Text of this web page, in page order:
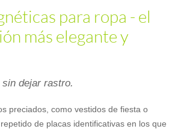
para ropa - el
más elegante y
dejar rastro.
preciados, como vestidos de fiesta o
de placas identificativas en los que